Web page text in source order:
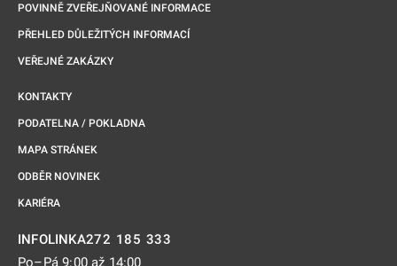
POVINNĚ ZVEŘEJŇOVANÉ INFORMACE
PŘEHLED DŮLEŽITÝCH INFORMACÍ
VEŘEJNÉ ZAKÁZKY
KONTAKTY
PODATELNA / POKLADNA
MAPA STRÁNEK
ODBĚR NOVINEK
KARIÉRA
INFOLINKA272 185 333
Po–Pá 9:00 až 14:00